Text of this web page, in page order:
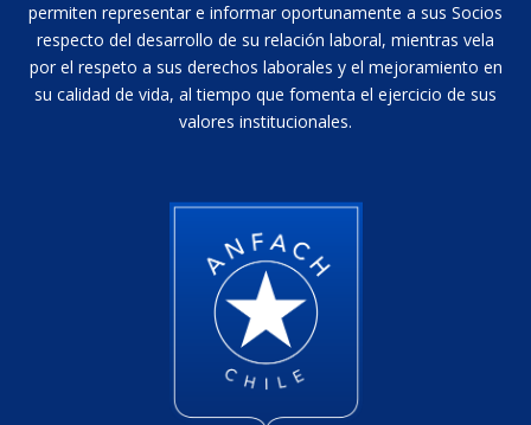
permiten representar e informar oportunamente a sus Socios
respecto del desarrollo de su relación laboral, mientras vela
por el respeto a sus derechos laborales y el mejoramiento en
su calidad de vida, al tiempo que fomenta el ejercicio de sus
valores institucionales.